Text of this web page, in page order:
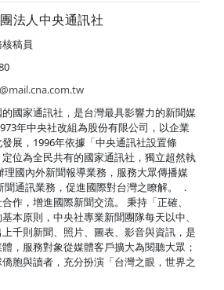
法人中央通訊社
稿員
國家通訊社，是台灣最具影響力的新聞媒
年中央社改組為股份有限公司，以企業
展，1996年依據「中央通訊社設置條
位為全民共有的國家通訊社，獨立超然執
理國內外新聞報導業務，服務大眾傳播媒
通訊業務，促進國際對台灣之瞭解。 ．
作，增進國際新聞交流。 秉持「正確、
本原則，中央社專業新聞團隊每天以中、
千則新聞、照片、圖表、影音與資訊，是
，服務對象從媒體客戶擴大為閱聽大眾；
胞與讀者，充分扮演「台灣之眼，世界之